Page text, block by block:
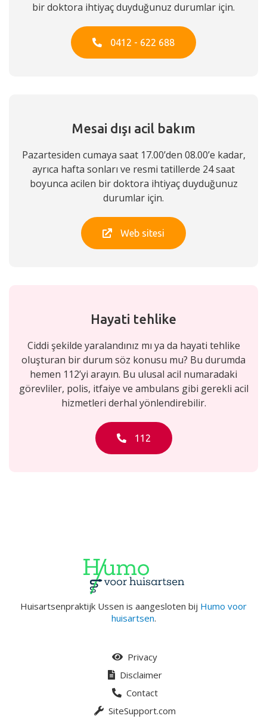
bir doktora ihtiyaç duyduğunuz durumlar için.
0412 - 622 688
Mesai dışı acil bakım
Pazartesiden cumaya saat 17.00’den 08.00’e kadar,
ayrıca hafta sonları ve resmi tatillerde 24 saat
boyunca acilen bir doktora ihtiyaç duyduğunuz
durumlar için.
Web sitesi
Hayati tehlike
Ciddi şekilde yaralandınız mı ya da hayati tehlike
oluşturan bir durum söz konusu mu? Bu durumda
hemen 112’yi arayın. Bu ulusal acil numaradaki
görevliler, polis, itfaiye ve ambulans gibi gerekli acil
hizmetleri derhal yönlendirebilir.
112
Huisartsenpraktijk Ussen is aangesloten bij Humo voor
huisartsen.
Privacy
Disclaimer
Contact
SiteSupport.com